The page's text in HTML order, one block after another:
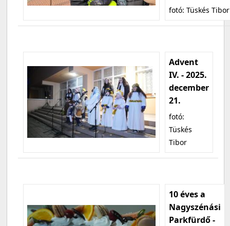
fotó: Tüskés Tibor
Advent
IV. - 2025.
december
21.
fotó:
Tüskés
Tibor
10 éves a
Nagyszénási
Parkfürdő -